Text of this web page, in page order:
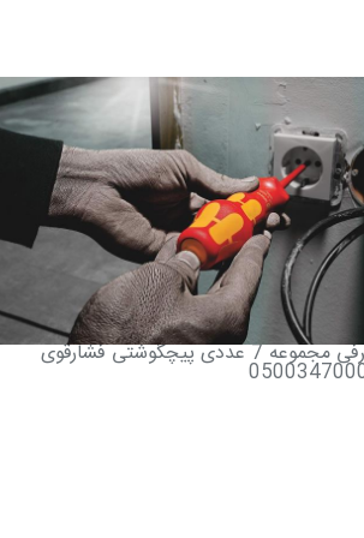
ویدئو معرفی مجموعه 7 عددی پیچگوشتی فشارقوی